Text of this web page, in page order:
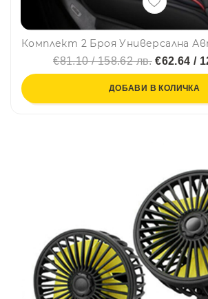
€81.10 / 158.62 лв.€62.64 /
ДОБАВИ В КОЛИЧКА